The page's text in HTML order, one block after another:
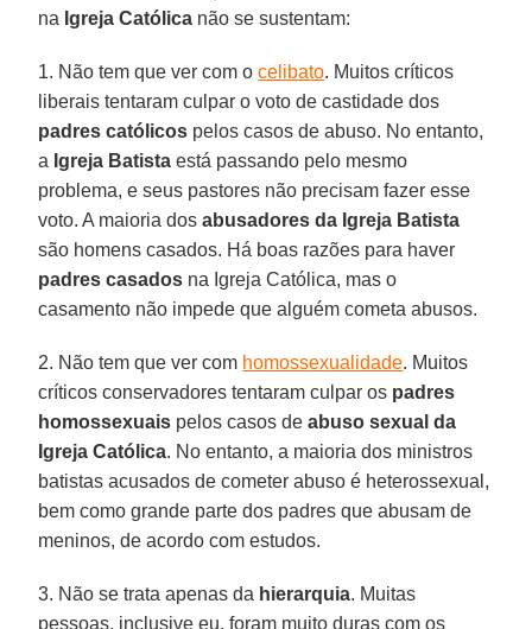
na Igreja Católica não se sustentam:
1. Não tem que ver com ocelibato. Muitos críticos
liberais tentaram culpar o voto de castidade dos
padres católicos pelos casos de abuso. No entanto,
a Igreja Batista está passando pelo mesmo
problema, e seus pastores não precisam fazer esse
voto. A maioria dos abusadores da Igreja Batista
são homens casados. Há boas razões para haver
padres casados na Igreja Católica, mas o
casamento não impede que alguém cometa abusos.
2. Não tem que ver com homossexualidade. Muitos
críticos conservadores tentaram culpar os padres
homossexuais pelos casos deabuso sexual da
Igreja Católica. No entanto, a maioria dos ministros
batistas acusados de cometer abuso é heterossexual,
bem como grande parte dos padres que abusam de
meninos, de acordo com estudos.
3. Não se trata apenas da hierarquia. Muitas
pessoas, inclusive eu, foram muito duras com os